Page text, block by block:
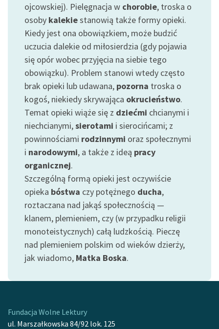
O nas
Kontakt
O projekcie
Zespół
Zasady wykorzystania
Wolnych Lektur
Logotypy
Materiały promocyjne
Polityka prywatności
Regulamin biblioteki
Dane fundacji i
sprawozdania finansowe
Regulamin darowizn
Informacja o treściach
wrażliwych
ojcowskiej). Pielęgnacja w chorobie, troska o
osoby kalekiestanowią także formy opieki.
Kiedy jest ona obowiązkiem, może budzić
uczucia dalekie od miłosierdzia (gdy pojawia
się opór wobec przyjęcia na siebie tego
obowiązku). Problem stanowi wtedy często
brak opieki lub udawana, pozorna troska o
kogoś, niekiedy skrywająca okrucieństwo.
Temat opieki wiąże się z dziećmi chcianymi i
niechcianymi,sierotami i sierocińcami; z
powinnościami rodzinnymi oraz społecznymi
i narodowymi, a także z ideą pracy
organicznej.
Szczególną formą opieki jest oczywiście
opieka bóstwa czy potężnego ducha,
roztaczana nad jakąś społecznością —
klanem, plemieniem, czy (w przypadku religii
monoteistycznych) całą ludzkością. Pieczę
nad plemieniem polskim od wieków dzierży,
jak wiadomo, Matka Boska.
Fundacja Wolne Lektury
ul. Marszałkowska 84/92 lok. 125